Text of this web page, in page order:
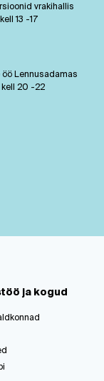
vrakihallis
13 -17
öö Lennusadamas
20 -22
ja kogud